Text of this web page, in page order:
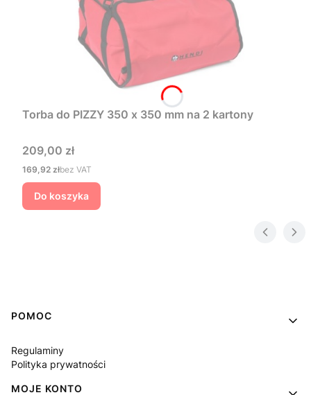
Torba do PIZZY 350 x 350 mm na 2 kartony
Cena
209,00 zł
Cena
169,92 złbez VAT
Do koszyka
Linki w stopce
POMOC
Regulaminy
Polityka prywatności
MOJE KONTO